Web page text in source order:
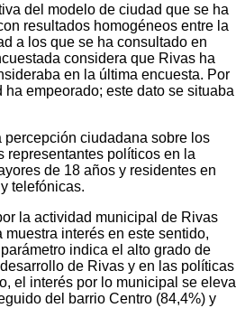
del modelo de ciudad que se ha
resultados homogéneos entre la
a los que se ha consultado en
considera que Rivas ha
en la última encuesta. Por
empeorado; este dato se situaba
percepción ciudadana sobre los
representantes políticos en la
de 18 años y residentes en
telefónicas.
la actividad municipal de Rivas
interés en este sentido,
indica el alto grado de
de Rivas y en las políticas
el interés por lo municipal se eleva
del barrio Centro (84,4%) y